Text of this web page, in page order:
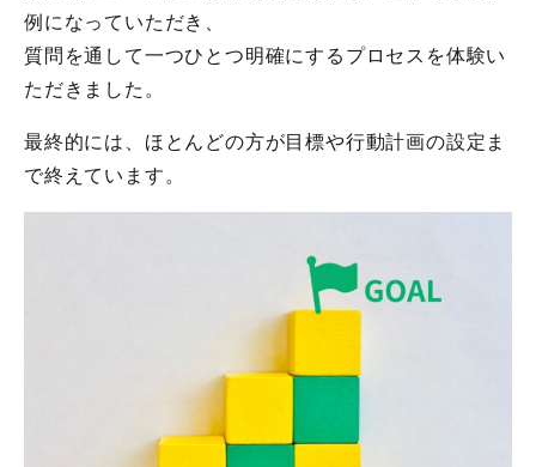
例になっていただき、
質問を通して一つひとつ明確にするプロセスを体験い
ただきました。
最終的には、ほとんどの方が目標や行動計画の設定ま
で終えています。